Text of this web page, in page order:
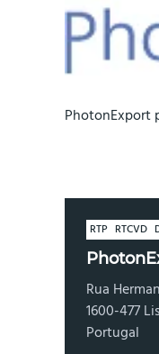
PhotonExport
RTP RTCVD
Rua
1600-477
Portugal